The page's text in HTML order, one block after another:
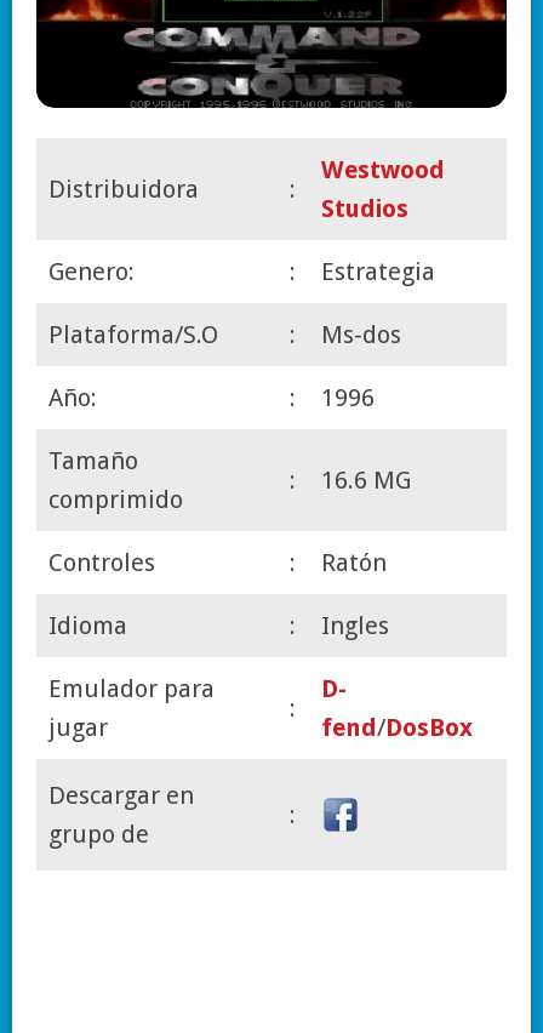
Distribuidora :
Westwood
Studios
Genero: : Estrategia
Plataforma/S.O : Ms-dos
Año: : 1996
Tamaño
comprimido
: 16.6 MG
Controles : Ratón
Idioma : Ingles
Emulador para
jugar
:
D-
fend/DosBox
Descargar en
grupo de
: